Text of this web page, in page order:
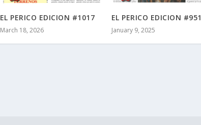
EL PERICO EDICION #1017
March 18, 2026
EL PERICO EDICION #951
January 9, 2025